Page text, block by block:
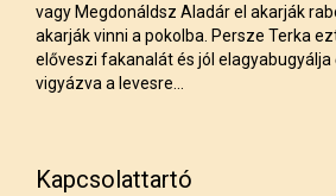
vagy Megdonáldsz Aladár el akarják
akarják vinni a pokolba. Persze Terka
előveszi fakanalát és jól elagyabugyálja
vigyázva a levesre...
Kapcsolattartó